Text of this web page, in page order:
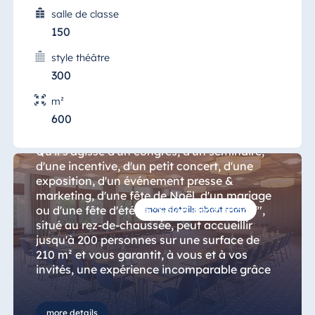
salle de classe
150
style théâtre
300
m²
600
more details about room
Salon Timmendorf
Qu'il s'agisse d'un congrès, d'un séminaire,
d'une incentive, d'un petit concert, d'une
exposition, d'un événement presse &
marketing, d'une fête de Noël, d'un mariage
ou d'une fête d'été, le "Salon Timmendorf",
situé au rez-de-chaussée, peut accueillir
jusqu'à 200 personnes sur une surface de
210 m² et vous garantit, à vous et à vos
invités, une expérience incomparable grâce
à son équipement exceptionnel.
more details